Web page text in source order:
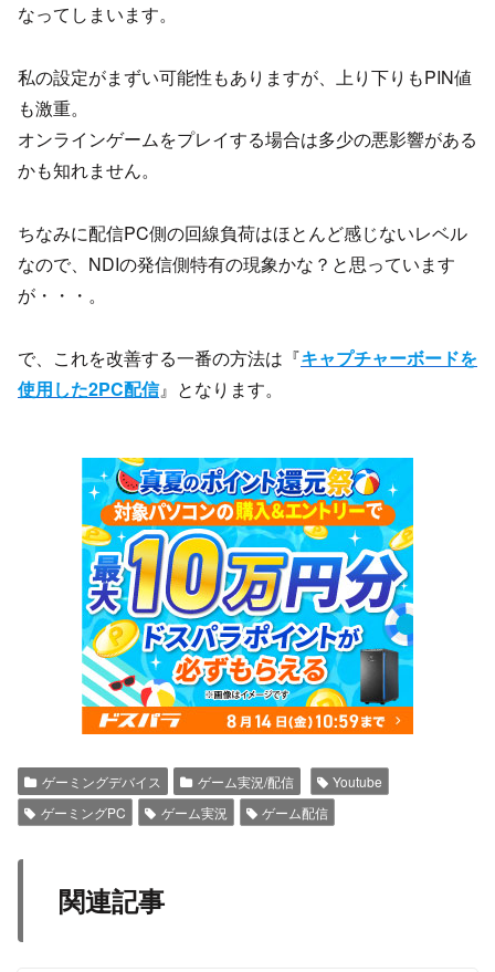
なってしまいます。
私の設定がまずい可能性もありますが、上り下りもPIN値
も激重。
オンラインゲームをプレイする場合は多少の悪影響がある
かも知れません。
ちなみに配信PC側の回線負荷はほとんど感じないレベル
なので、NDIの発信側特有の現象かな？と思っています
が・・・。
で、これを改善する一番の方法は『キャプチャーボードを
使用した2PC配信』となります。
ゲーミングデバイス ゲーム実況/配信
Youtube
ゲーミングPC
ゲーム実況 ゲーム配信
関連記事